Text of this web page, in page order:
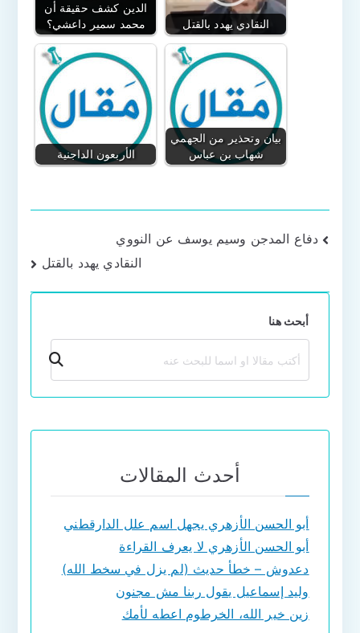
الدين كشف حقيقة أن
محمد سمير داعشي؟
النقادي يهدد بالقتل
الأربعون الداجنية
بيان وتحذير من الجهمي
شهاب بن عباس
تصفّح
دفاع المدجن وسيم يوسف عن النووي
النقادي يهدد بالقتل
أبحث هنا
بحث
أحدث المقالات
أبو الحسن الأزهري يجهل اسم علل الدارقطني
أبو الحسن الأزهري لا يعرف القراءة
دعدوش – خطأ حديث (لم يزل في سخط الله)
وليد إسماعيل يقول ربنا مش مجنون
زين خير الله، الخرطوم اعطه لأمك